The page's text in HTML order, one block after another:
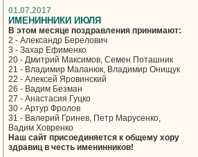
01.07.2017
ИМЕНИННИКИ ИЮЛЯ
В этом месяце поздравления принимают:
2 - Александр Берелович
3 - Захар Ефименко
20 - Дмитрий Максимов, Семен Поташник
21 - Владимир Маланюк, Владимир Онищук
22 - Алексей Яровинский
26 - Вадим Безман
27 - Анастасия Гуцко
30 - Артур Фролов
31 - Валерий Гринев, Петр Марусенко,
Вадим Ховренко
Наш сайт присоединяется к общему хору
здравиц в честь именинников!